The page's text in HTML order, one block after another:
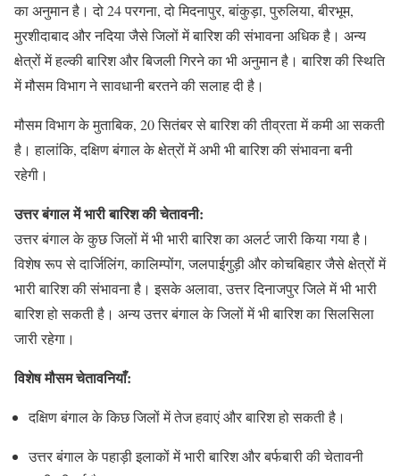
का अनुमान है। दो 24 परगना, दो मिदनापुर, बांकुड़ा, पुरुलिया, बीरभूम,
मुरशीदाबाद और नदिया जैसे जिलों में बारिश की संभावना अधिक है। अन्य
क्षेत्रों में हल्की बारिश और बिजली गिरने का भी अनुमान है। बारिश की स्थिति
में मौसम विभाग ने सावधानी बरतने की सलाह दी है।
मौसम विभाग के मुताबिक, 20 सितंबर से बारिश की तीव्रता में कमी आ सकती
है। हालांकि, दक्षिण बंगाल के क्षेत्रों में अभी भी बारिश की संभावना बनी
रहेगी।
उत्तर बंगाल में भारी बारिश की चेतावनी:
उत्तर बंगाल के कुछ जिलों में भी भारी बारिश का अलर्ट जारी किया गया है।
विशेष रूप से दार्जिलिंग, कालिम्पोंग, जलपाईगुड़ी और कोचबिहार जैसे क्षेत्रों में
भारी बारिश की संभावना है। इसके अलावा, उत्तर दिनाजपुर जिले में भी भारी
बारिश हो सकती है। अन्य उत्तर बंगाल के जिलों में भी बारिश का सिलसिला
जारी रहेगा।
विशेष मौसम चेतावनियाँ:
दक्षिण बंगाल के किछ जिलों में तेज हवाएं और बारिश हो सकती है।
उत्तर बंगाल के पहाड़ी इलाकों में भारी बारिश और बर्फबारी की चेतावनी